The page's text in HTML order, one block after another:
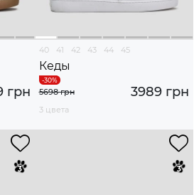
грн
40 41 42 43 44 45
Кеды
3989 грн
5698 грн
3 цвета